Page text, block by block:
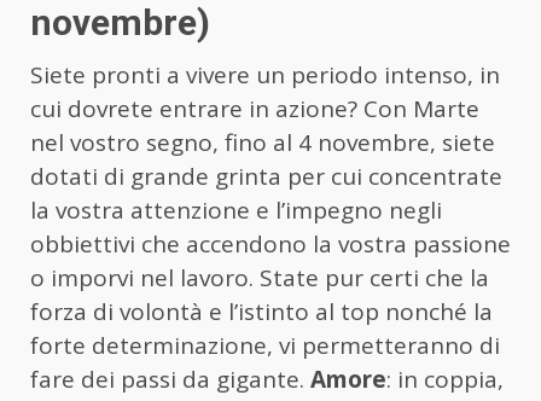
novembre)
Siete pronti a vivere un periodo intenso, in
cui dovrete entrare in azione? Con Marte
nel vostro segno, fino al 4 novembre, siete
dotati di grande grinta per cui concentrate
la vostra attenzione e l’impegno negli
obbiettivi che accendono la vostra passione
o imporvi nel lavoro. State pur certi che la
forza di volontà e l’istinto al top nonché la
forte determinazione, vi permetteranno di
fare dei passi da gigante. Amore: in coppia,